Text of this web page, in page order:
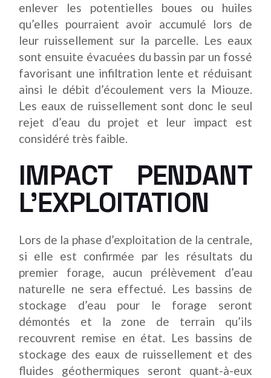
enlever les potentielles boues ou huiles
qu’elles pourraient avoir accumulé lors de
leur ruissellement sur la parcelle. Les eaux
sont ensuite évacuées du bassin par un fossé
favorisant une infiltration lente et réduisant
ainsi le débit d’écoulement vers la Miouze.
Les eaux de ruissellement sont donc le seul
rejet d’eau du projet et leur impact est
considéré très faible.
IMPACT PENDANT
L’EXPLOITATION
Lors de la phase d’exploitation de la centrale,
si elle est confirmée par les résultats du
premier forage, aucun prélèvement d’eau
naturelle ne sera effectué. Les bassins de
stockage d’eau pour le forage seront
démontés et la zone de terrain qu’ils
recouvrent remise en état. Les bassins de
stockage des eaux de ruissellement et des
fluides géothermiques seront quant-à-eux